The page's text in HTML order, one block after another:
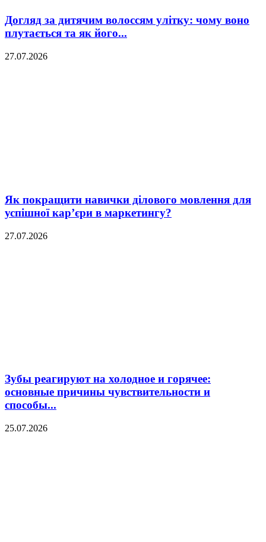
Догляд за дитячим волоссям улітку: чому воно
плутається та як його...
27.07.2026
Як покращити навички ділового мовлення для
успішної кар’єри в маркетингу?
27.07.2026
Зубы реагируют на холодное и горячее:
основные причины чувствительности и
способы...
25.07.2026